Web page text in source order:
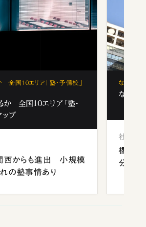
国10エリア「塾・予備校」
か 全国10エリア「塾・
ップ
関西からも進出 小規模
の塾事情あり
なぜ「フ
なぜ「
社会
橋本愛
分 佐